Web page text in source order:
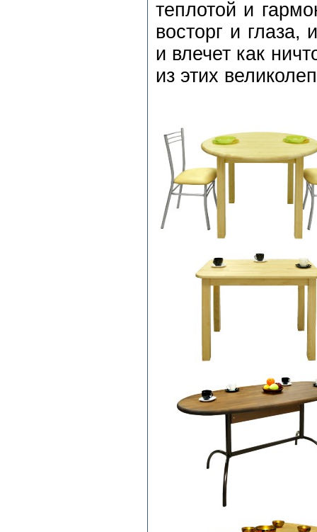
теплотой и
восторг и глаза,
и влечет как
из этих